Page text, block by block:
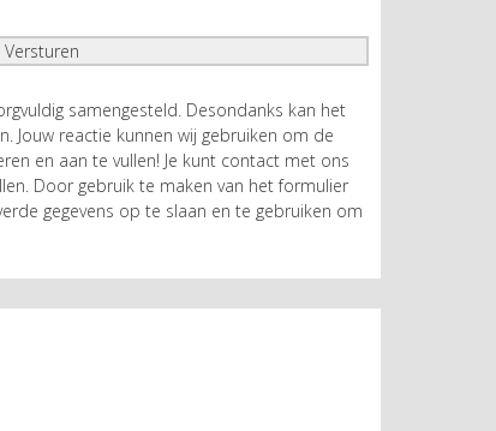
samengesteld. Desondanks kan het
Jouw reactie kunnen wij gebruiken om de
en aan te vullen! Je kunt contact met ons
Door gebruik te maken van het formulier
gegevens op te slaan en te gebruiken om